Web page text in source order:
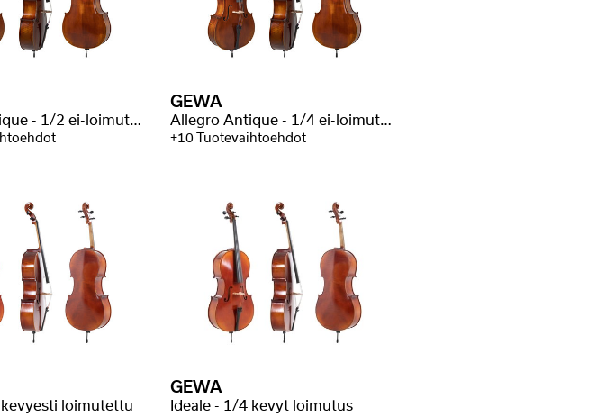
Allegro Antique - 1/2 ei-loimutettu
GEWA
Allegro Antique - 1/4 ei-loimutettu
+10 Tuotevaihtoehdot
kevyesti loimutettu
GEWA
Ideale - 1/4 kevyt loimutus